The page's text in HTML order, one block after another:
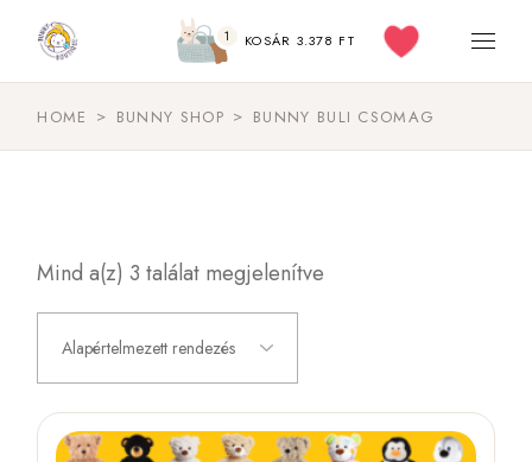
1 KOSÁR 3.378 FT
HOME BUNNY SHOP BUNNY BULI CSOMAG
Mind a(z) 3 találat megjelenítve
Alapértelmezett rendezés